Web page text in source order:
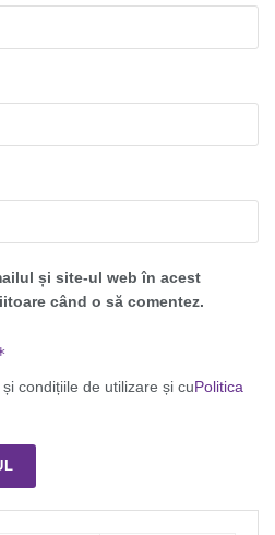
și site-ul web în acest
când o să comentez.
condițiile de utilizare și cuPolitica